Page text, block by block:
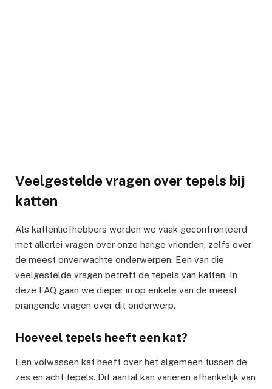
Veelgestelde vragen over tepels bij
katten
Als kattenliefhebbers worden we vaak geconfronteerd
met allerlei vragen over onze harige vrienden, zelfs over
de meest onverwachte onderwerpen. Een van die
veelgestelde vragen betreft de tepels van katten. In
deze FAQ gaan we dieper in op enkele van de meest
prangende vragen over dit onderwerp.
Hoeveel tepels heeft een kat?
Een volwassen kat heeft over het algemeen tussen de
zes en acht tepels. Dit aantal kan variëren afhankelijk van